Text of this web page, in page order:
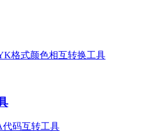
格式颜色相互转换工具
代码互转工具